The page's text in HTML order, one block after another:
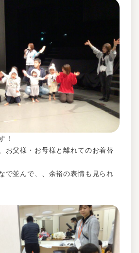
！
お父様・お母様と離れてのお着替
で並んで、、余裕の表情も見られ